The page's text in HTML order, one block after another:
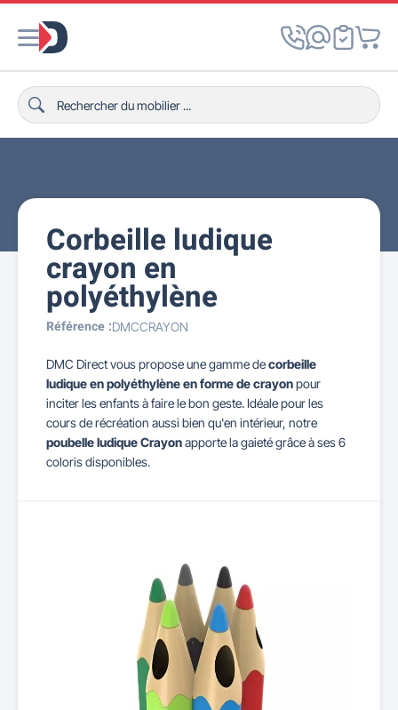
Corbeille ludique
crayon en
polyéthylène
Référence :DMCCRAYON
DMC Direct vous propose une gamme decorbeille
ludique en polyéthylène en forme de crayonpour
inciter les enfants à faire le bon geste. Idéale pour les
cours de récréation aussi bien qu'en intérieur, notre
poubelle ludique Crayonapporte la gaieté grâce à ses 6
coloris disponibles.